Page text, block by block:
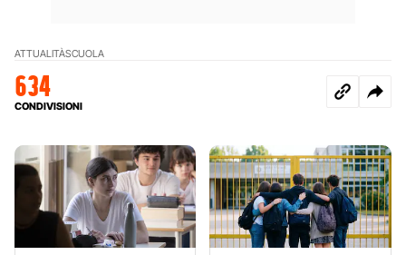
ATTUALITÀSCUOLA
634
CONDIVISIONI